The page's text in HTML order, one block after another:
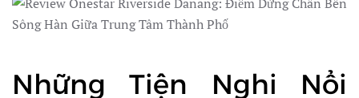
Những Tiện Nghi Nổi